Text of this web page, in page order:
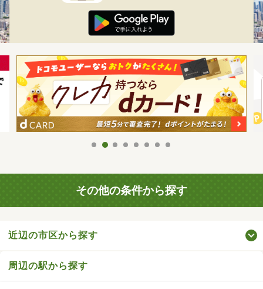
その他の条件から探す
近辺の市区から探す
周辺の駅から探す